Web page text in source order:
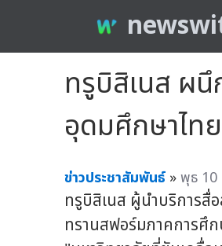
ทรูบิสิเนส ผ
อุดมศึกษาไทย
ข่าวประชาสัมพันธ์ »พุธ 10
ทรูบิสิเนส ผู้นำบริการสื่
ทรานสฟอร์มภาคการศึ